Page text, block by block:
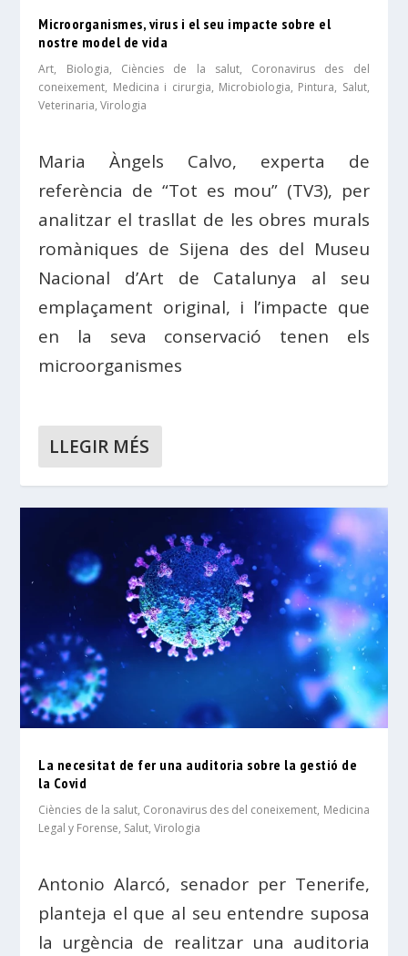
Microorganismes, virus i el seu impacte sobre el
nostre model de vida
Art, Biologia, Ciències de la salut, Coronavirus des del
coneixement, Medicina i cirurgia, Microbiologia, Pintura, Salut,
Veterinaria,Virologia
Maria Àngels Calvo, experta de
referència de “Tot es mou” (TV3), per
analitzar el trasllat de les obres murals
romàniques de Sijena des del Museu
Nacional d’Art de Catalunya al seu
emplaçament original, i l’impacte que
en la seva conservació tenen els
microorganismes
LLEGIR MÉS
La necesitat de fer una auditoria sobre la gestió de
la Covid
Ciències de la salut, Coronavirus des del coneixement, Medicina
Legal y Forense, Salut,Virologia
Antonio Alarcó, senador per Tenerife,
planteja el que al seu entendre suposa
la urgència de realitzar una auditoria